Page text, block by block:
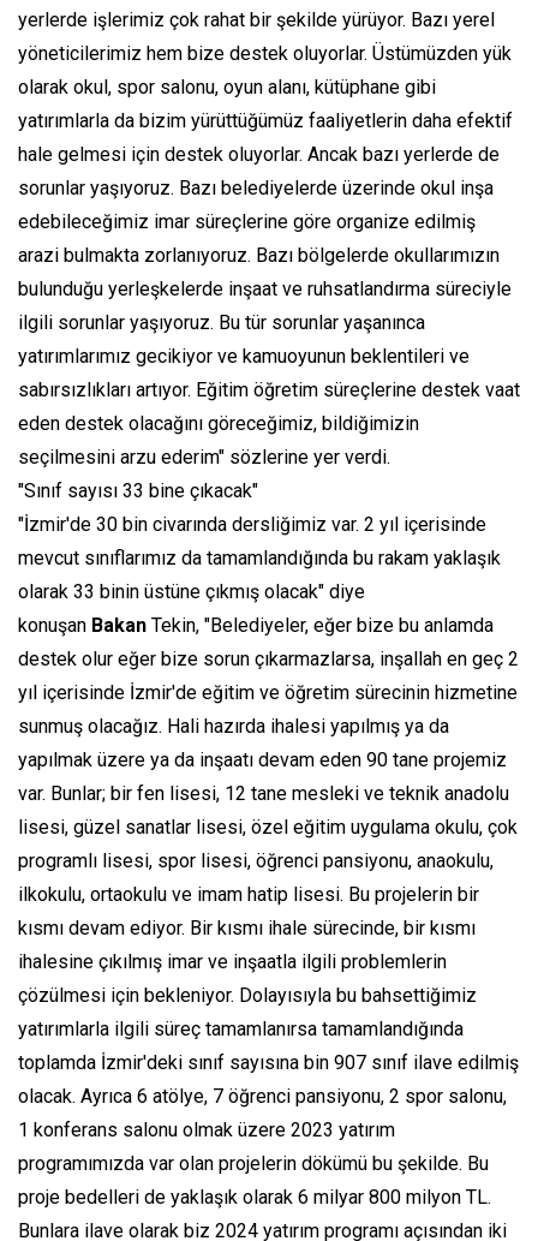
yerlerde işlerimiz çok rahat bir şekilde yürüyor. Bazı yerel
yöneticilerimiz hem bize destek oluyorlar. Üstümüzden yük
olarak okul, spor salonu, oyun alanı, kütüphane gibi
yatırımlarla da bizim yürüttüğümüz faaliyetlerin daha efektif
hale gelmesi için destek oluyorlar. Ancak bazı yerlerde de
sorunlar yaşıyoruz. Bazı belediyelerde üzerinde okul inşa
edebileceğimiz imar süreçlerine göre organize edilmiş
arazi bulmakta zorlanıyoruz. Bazı bölgelerde okullarımızın
bulunduğu yerleşkelerde inşaat ve ruhsatlandırma süreciyle
ilgili sorunlar yaşıyoruz. Bu tür sorunlar yaşanınca
yatırımlarımız gecikiyor ve kamuoyunun beklentileri ve
sabırsızlıkları artıyor. Eğitim öğretim süreçlerine destek vaat
eden destek olacağını göreceğimiz, bildiğimizin
seçilmesini arzu ederim" sözlerine yer verdi.
"Sınıf sayısı 33 bine çıkacak"
"İzmir'de 30 bin civarında dersliğimiz var. 2 yıl içerisinde
mevcut sınıflarımız da tamamlandığında bu rakam yaklaşık
olarak 33 binin üstüne çıkmış olacak" diye
konuşan Bakan Tekin, "Belediyeler, eğer bize bu anlamda
destek olur eğer bize sorun çıkarmazlarsa, inşallah en geç 2
yıl içerisinde İzmir'de eğitim ve öğretim sürecinin hizmetine
sunmuş olacağız. Hali hazırda ihalesi yapılmış ya da
yapılmak üzere ya da inşaatı devam eden 90 tane projemiz
var. Bunlar; bir fen lisesi, 12 tane mesleki ve teknik anadolu
lisesi, güzel sanatlar lisesi, özel eğitim uygulama okulu, çok
programlı lisesi, spor lisesi, öğrenci pansiyonu, anaokulu,
ilkokulu, ortaokulu ve imam hatip lisesi. Bu projelerin bir
kısmı devam ediyor. Bir kısmı ihale sürecinde, bir kısmı
ihalesine çıkılmış imar ve inşaatla ilgili problemlerin
çözülmesi için bekleniyor. Dolayısıyla bu bahsettiğimiz
yatırımlarla ilgili süreç tamamlanırsa tamamlandığında
toplamda İzmir'deki sınıf sayısına bin 907 sınıf ilave edilmiş
olacak. Ayrıca 6 atölye, 7 öğrenci pansiyonu, 2 spor salonu,
1 konferans salonu olmak üzere 2023 yatırım
programımızda var olan projelerin dökümü bu şekilde. Bu
proje bedelleri de yaklaşık olarak 6 milyar 800 milyon TL.
Bunlara ilave olarak biz 2024 yatırım programı açısından iki